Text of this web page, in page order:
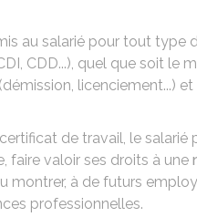
au salarié pour tout type
, CDD...), quel que soit le
licenciement...)
de travail, le salarié
faire valoir ses droits à une
montrer, à de futurs
professionnelles.